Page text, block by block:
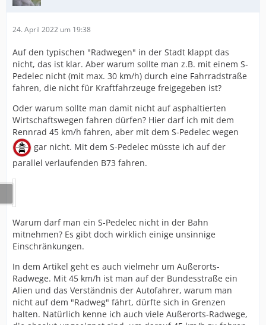
24. April 2022 um 19:38
Auf den typischen "Radwegen" in der Stadt klappt das
nicht, das ist klar. Aber warum sollte man z.B. mit einem S-
Pedelec nicht (mit max. 30 km/h) durch eine Fahrradstraße
fahren, die nicht für Kraftfahrzeuge freigegeben ist?
Oder warum sollte man damit nicht auf asphaltierten
Wirtschaftswegen fahren dürfen? Hier darf ich mit dem
Rennrad 45 km/h fahren, aber mit dem S-Pedelec wegen
gar nicht. Mit dem S-Pedelec müsste ich auf der
parallel verlaufenden B73 fahren.
Warum darf man ein S-Pedelec nicht in der Bahn
mitnehmen? Es gibt doch wirklich einige unsinnige
Einschränkungen.
In dem Artikel geht es auch vielmehr um Außerorts-
Radwege. Mit 45 km/h ist man auf der Bundesstraße ein
Alien und das Verständnis der Autofahrer, warum man
nicht auf dem "Radweg" fährt, dürfte sich in Grenzen
halten. Natürlich kenne ich auch viele Außerorts-Radwege,